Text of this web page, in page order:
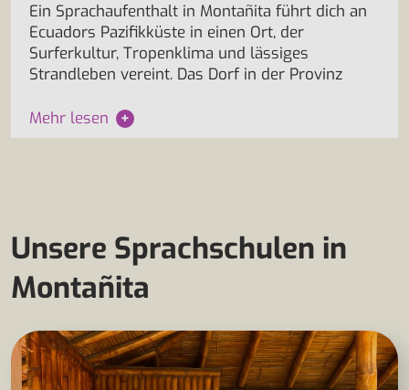
Ein Sprachaufenthalt in Montañita führt dich an
Ecuadors Pazifikküste in einen Ort, der
Surferkultur, Tropenklima und lässiges
Strandleben vereint. Das Dorf in der Provinz
Mehr lesen +
Unsere Sprachschulen in
Montañita